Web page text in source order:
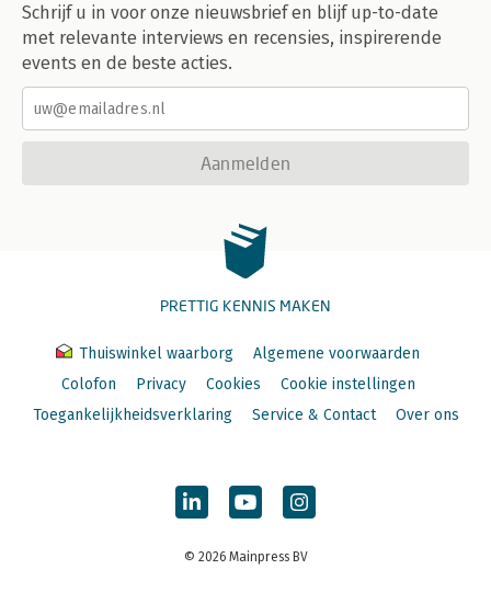
Schrijf u in voor onze nieuwsbrief en blijf up-to-date
met relevante interviews en recensies, inspirerende
events en de beste acties.
Aanmelden
PRETTIG KENNIS MAKEN
Thuiswinkel waarborg
Algemene voorwaarden
Colofon
Privacy Cookies
Cookie instellingen
Toegankelijkheidsverklaring
Service & Contact Over ons
© 2026 Mainpress BV